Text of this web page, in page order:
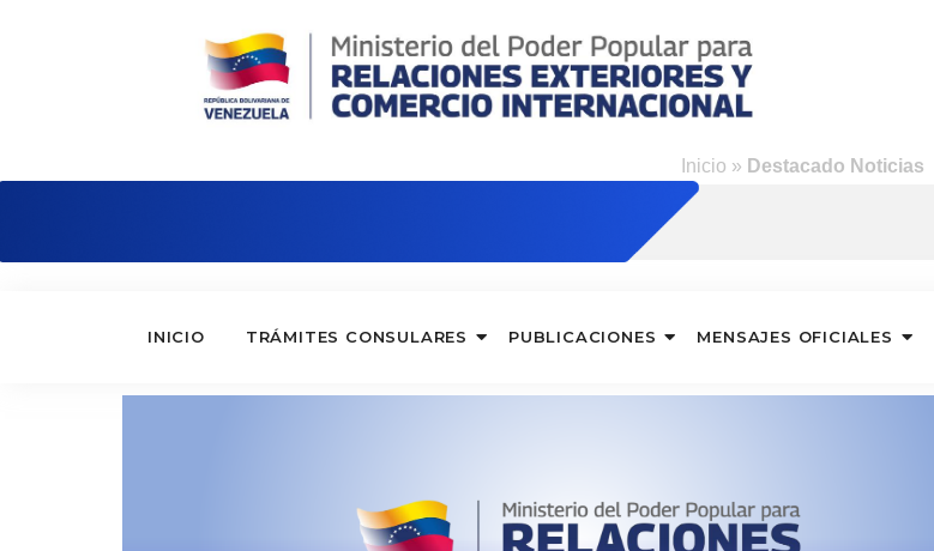
Inicio » Destacado Noticias
INICIO TRÁMITES CONSULARES PUBLICACIONES MENSAJES OFICIALES